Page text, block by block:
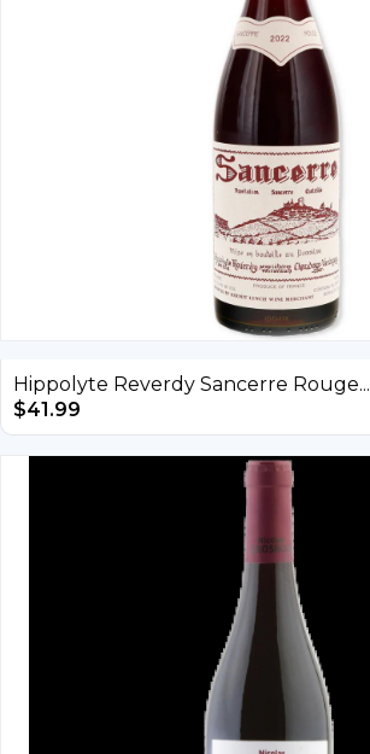
Hippolyte Reverdy Sancerre Rouge...
$41.99